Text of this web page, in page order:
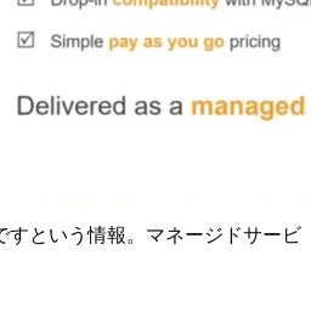
という情報。マネージドサービ